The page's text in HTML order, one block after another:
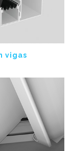
vigas